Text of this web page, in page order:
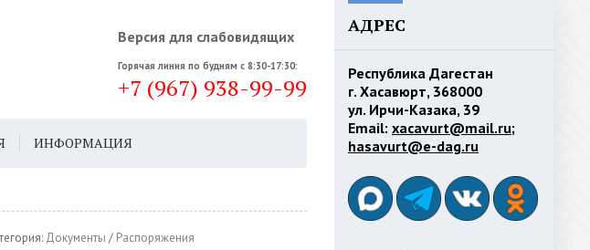
Версия для слабовидящих
Горячая линия по будням с 8:30-17:30:
+7 (967) 938-99-99
ИНФОРМАЦИЯ
Документы / Распоряжения
АДРЕС
Республика Дагестан
г. Хасавюрт, 368000
ул. Ирчи-Казака, 39
Email: xacavurt@mail.ru;
hasavurt@e-dag.ru